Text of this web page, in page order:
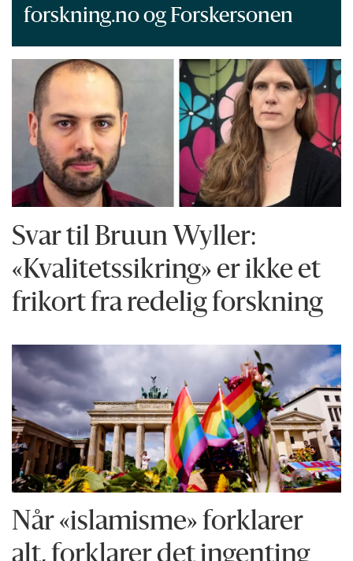
forskning.no og Forskersonen
Svar til Bruun Wyller:
«Kvalitetssikring» er ikke et
frikort fra redelig forskning
Når «islamisme» forklarer